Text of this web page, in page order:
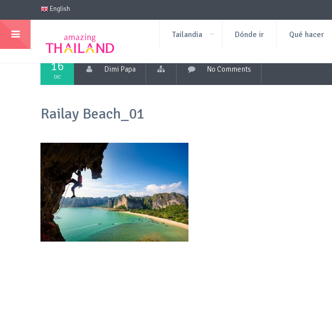
English
Tailandia Dónde ir Qué hacer
16
DIC
Dimi Papa No Comments
Railay Beach_01